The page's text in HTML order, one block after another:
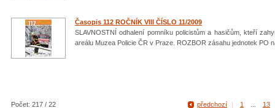
Časopis 112 ROČNÍK VIII ČÍSLO 11/2009
SLAVNOSTNÍ odhalení pomníku policistům a hasičům, kteří
areálu Muzea Policie ČR v Praze. ROZBOR zásahu jednotek PO
Počet: 217 / 22 předchozí | 1 13